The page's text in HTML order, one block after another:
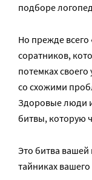
подборе
Но прежде всего
соратников,
потемках
со схожими
Здоровые люди
битвы, которую
Это битва вашей
тайниках